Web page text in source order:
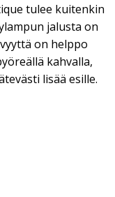
tulee kuitenkin
jalusta on
on helppo
kahvalla,
lisää esille.